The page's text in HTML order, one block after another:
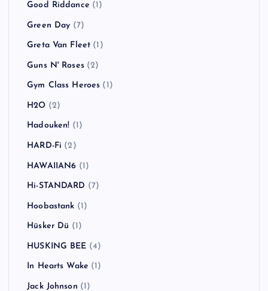
Good Riddance (1)
Green Day (7)
Greta Van Fleet (1)
Guns N' Roses(2)
Gym Class Heroes (1)
H2O (2)
Hadouken! (1)
HARD-Fi (2)
HAWAIIAN6 (1)
Hi-STANDARD (7)
Hoobastank (1)
Hüsker Dü (1)
HUSKING BEE (4)
In Hearts Wake (1)
Jack Johnson (1)